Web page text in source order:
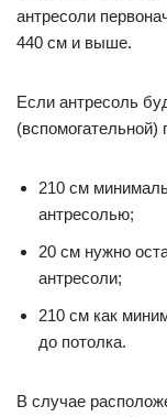
антресоли
440 см и выше.
Если антресоль
210 см
антресолью;
20 см нужно
антресоли;
210 см как
до потолка.
В случае